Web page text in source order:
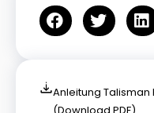
Anleitung